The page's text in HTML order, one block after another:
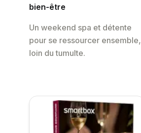
bien-être
Un weekend spa et détente
pour se ressourcer ensemble,
loin du tumulte.